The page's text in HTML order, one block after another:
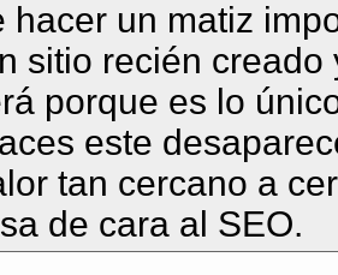
hacer un matiz
sitio recién
porque es lo
este
tan cercano a
de cara al SEO.